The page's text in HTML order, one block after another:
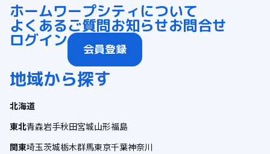
ホームワープシティについて
よくあるご質問お知らせお問合せ
ログイン 会員登録
地域から探す
北海道
東北青森岩手秋田宮城山形福島
関東埼玉茨城栃木群馬東京千葉神奈川